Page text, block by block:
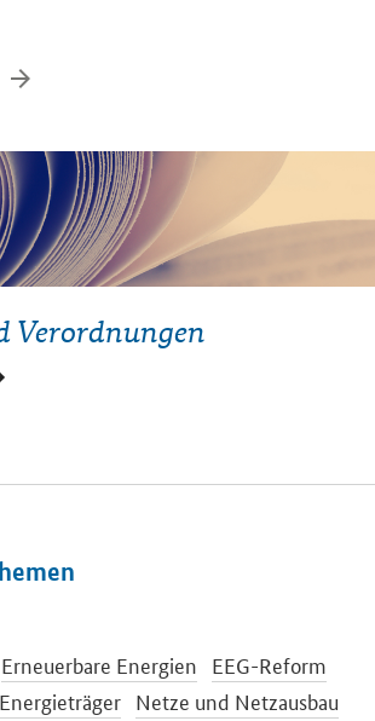
Verordnungen
Erneuerbare Energien EEG-Reform
Netze und Netzausbau